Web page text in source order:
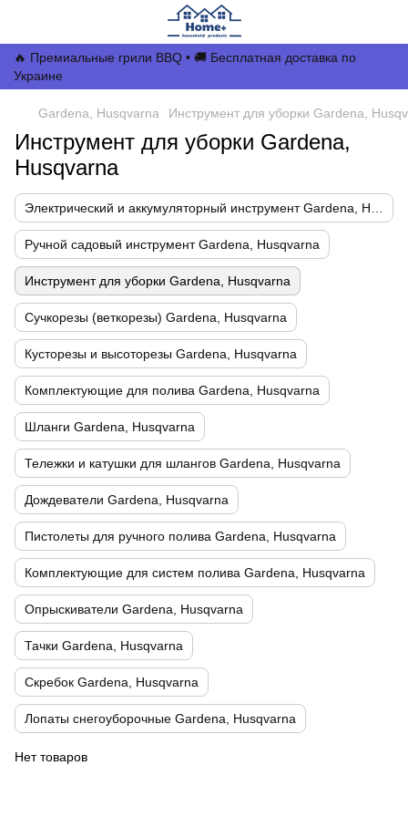
🔥 Премиальные грили BBQ • 🚚 Бесплатная доставка по
Украине
Gardena, Husqvarna Инструмент для уборки Gardena,
Инструмент для уборки Gardena,
Husqvarna
Ручной садовый инструмент Gardena, Husqvarna
Инструмент для уборки Gardena, Husqvarna
Сучкорезы (веткорезы) Gardena, Husqvarna
Кусторезы и высоторезы Gardena, Husqvarna
Комплектующие для полива Gardena, Husqvarna
Шланги Gardena, Husqvarna
Тележки и катушки для шлангов Gardena, Husqvarna
Дождеватели Gardena, Husqvarna
Пистолеты для ручного полива Gardena, Husqvarna
Комплектующие для систем полива Gardena, Husqvarna
Опрыскиватели Gardena, Husqvarna
Тачки Gardena, Husqvarna
Скребок Gardena, Husqvarna
Лопаты снегоуборочные Gardena, Husqvarna
Нет товаров